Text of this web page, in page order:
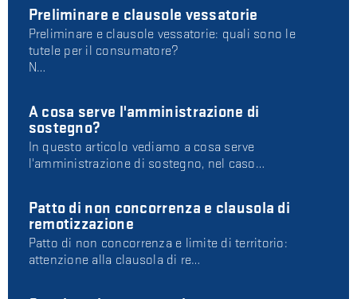
Preliminare e clausole vessatorie
Preliminare e clausole vessatorie: quali sono le
tutele per il consumatore?
N…
A cosa serve l'amministrazione di
sostegno?
In questo articolo vediamo a cosa serve
l'amministrazione di sostegno, nel caso…
Patto di non concorrenza e clausola di
remotizzazione
Patto di non concorrenza e limite di territorio:
attenzione alla clausola di re…